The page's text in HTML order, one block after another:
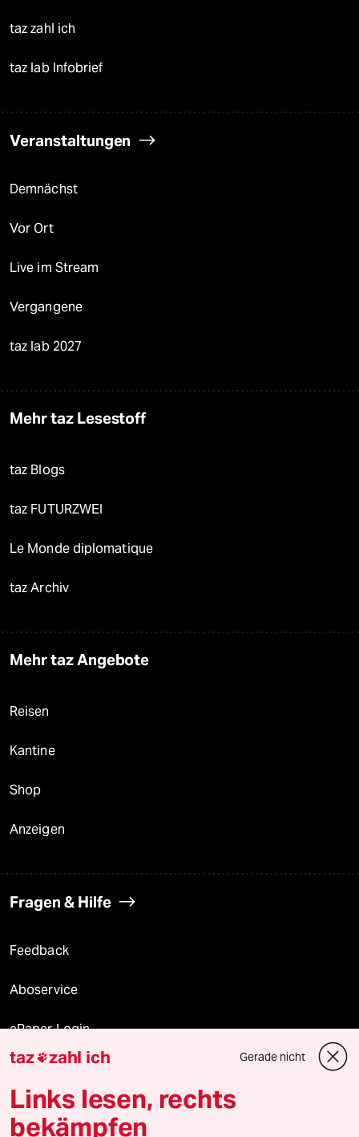
taz zahl ich
taz lab Infobrief
Veranstaltungen
Demnächst
Vor Ort
Live im Stream
Vergangene
taz lab 2027
Mehr taz Lesestoff
taz Blogs
taz FUTURZWEI
Le Monde diplomatique
taz Archiv
Mehr taz Angebote
Reisen
Kantine
Shop
Anzeigen
Fragen & Hilfe
Feedback
Aboservice
ePaper Login
Downloads für Abonnierende
taz zahl ich Gerade nicht
Links lesen, rechts
bekämpfen